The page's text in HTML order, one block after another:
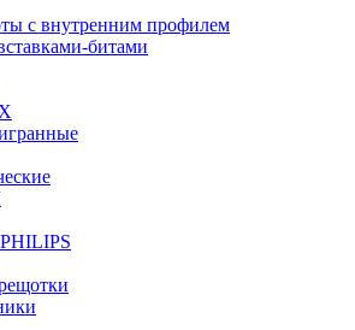
с внутренним профилем
битами